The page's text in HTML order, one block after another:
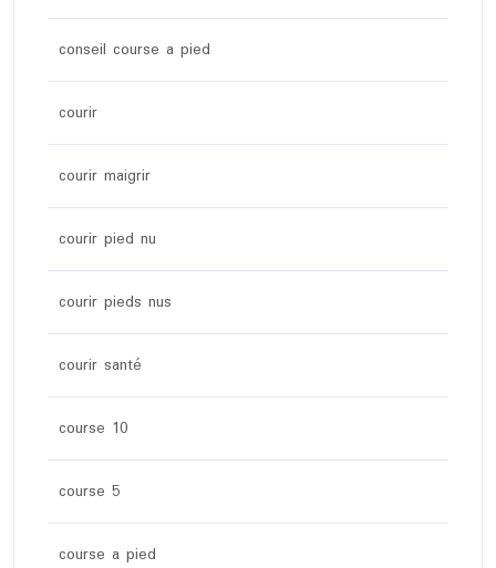
conseil course a pied
courir
courir maigrir
courir pied nu
courir pieds nus
courir santé
course 10
course 5
course a pied